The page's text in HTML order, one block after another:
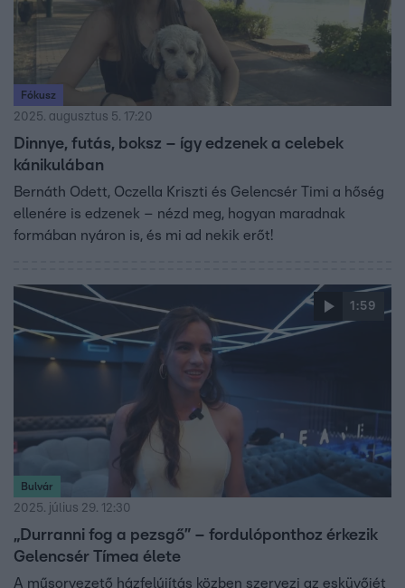
Fókusz
2025. augusztus 5. 17:20
Dinnye, futás, boksz – így edzenek a celebek
kánikulában
Bernáth Odett, Oczella Kriszti és Gelencsér Timi a hőség
ellenére is edzenek – nézd meg, hogyan maradnak
formában nyáron is, és mi ad nekik erőt!
1:59
Bulvár
2025. július 29. 12:30
„Durranni fog a pezsgő” – fordulóponthoz érkezik
Gelencsér Tímea élete
A műsorvezető házfelújítás közben szervezi az esküvőjét